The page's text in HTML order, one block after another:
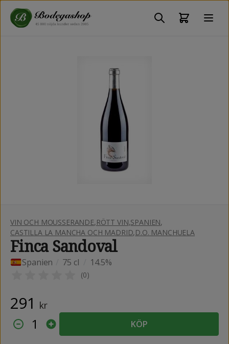
VIN OCH MOUSSERANDE,RÖTT VIN,SPANIEN,
CASTILLA LA MANCHA OCH MADRID,D.O. MANCHUELA
Finca Sandoval
Spanien 75 cl 14.5%
(0)
291 kr
1 KÖP